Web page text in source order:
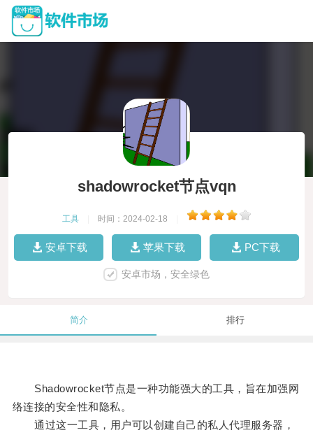
shadowrocket节点vqn
工具 时间：2024-02-18
安卓下载 苹果下载 PC下载
安卓市场，安全绿色
简介 排行
Shadowrocket节点是一种功能强大的工具，旨在加强网
络连接的安全性和隐私。
通过这一工具，用户可以创建自己的私人代理服务器，